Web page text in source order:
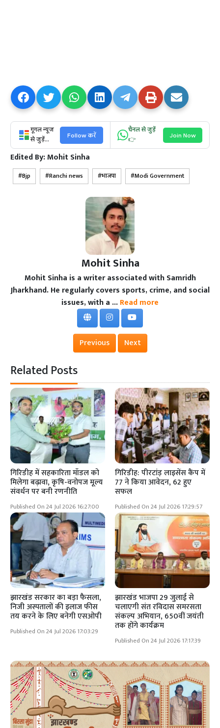
गूगल न्यूज
से जुड़ें...
Follow करें
चैनल से जुड़ें
👉
Join Now
Edited By:Mohit Sinha
Bjp Ranchi news भाजपा Modi Government
Mohit Sinha
Mohit Sinha is a writer associated with Samridh
Jharkhand. He regularly covers sports, crime, and social
issues, with a ...Read more
Previous Next
Related Posts
गिरिडीह में सहकारिता मॉडल को
मिलेगा बढ़ावा, कृषि-वनोपज मूल्य
संवर्धन पर बनी रणनीति
Published On 24 Jul 2026 16:27:00
गिरिडीह: पीरटांड़ लाइसेंस कैंप में
77 ने किया आवेदन, 62 हुए
सफल
Published On 24 Jul 2026 17:29:57
झारखंड सरकार का बड़ा फैसला,
निजी अस्पतालों की इलाज फीस
तय करने के लिए बनेगी एसओपी
Published On 24 Jul 2026 17:03:29
झारखंड भाजपा 29 जुलाई से
चलाएगी संत रविदास समरसता
संकल्प अभियान, 650वीं जयंती
तक होंगे कार्यक्रम
Published On 24 Jul 2026 17:17:39